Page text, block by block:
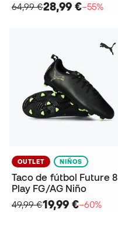
64,99 €28,99 €−55%
OUTLET NIÑOS
Taco de fútbol Future 8
Play FG/AG Niño
49,99 €19,99 €−60%